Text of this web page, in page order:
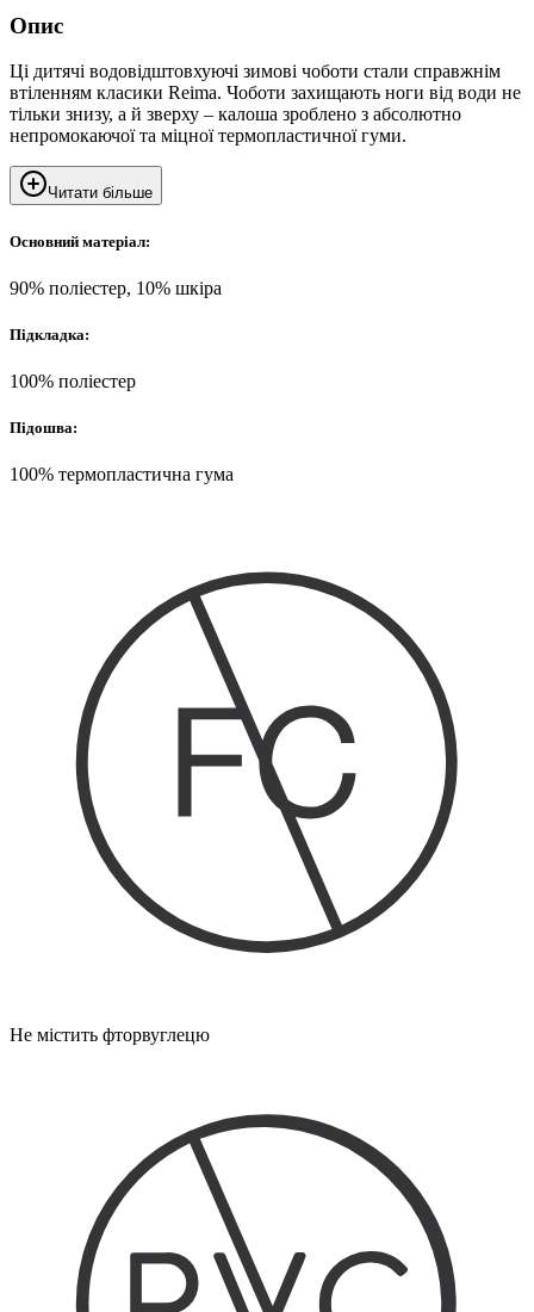
Опис
Ці дитячі водовідштовхуючі зимові чоботи стали справжнім
втіленням класики Reima. Чоботи захищають ноги від води не
тільки знизу, а й зверху – калоша зроблено з абсолютно
непромокаючої та міцної термопластичної гуми.
Читати більше
Основний матеріал:
90% поліестер, 10% шкіра
Підкладка:
100% поліестер
Підошва:
100% термопластична гума
Не містить фторвуглецю